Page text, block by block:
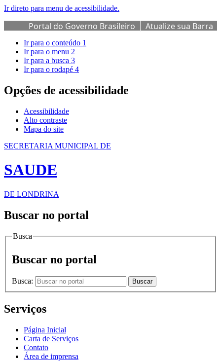
Ir direto para menu de acessibilidade.
Portal do Governo Brasileiro
Atualize sua Barra
de Governo
Ir para o conteúdo 1
Ir para o menu 2
Ir para a busca 3
Ir para o rodapé 4
Opções de acessibilidade
Acessibilidade
Alto contraste
Mapa do site
SECRETARIA MUNICIPAL DE
SAUDE
DE LONDRINA
Buscar no portal
Busca
Buscar no portal
Busca: Buscar
Serviços
Página Inicial
Carta de Serviços
Contato
Área de imprensa